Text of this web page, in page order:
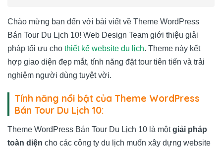
Chào mừng bạn đến với bài viết về Theme WordPress
Bán Tour Du Lịch 10! Web Design Team giới thiệu giải
pháp tối ưu cho thiết kế website du lịch. Theme này kết
hợp giao diện đẹp mắt, tính năng đặt tour tiên tiến và trải
nghiệm người dùng tuyệt vời.
Tính năng nổi bật của Theme WordPress
Bán Tour Du Lịch 10:
Theme WordPress Bán Tour Du Lịch 10 là mộtgiải pháp
toàn diện cho các công ty du lịch muốn xây dựng website